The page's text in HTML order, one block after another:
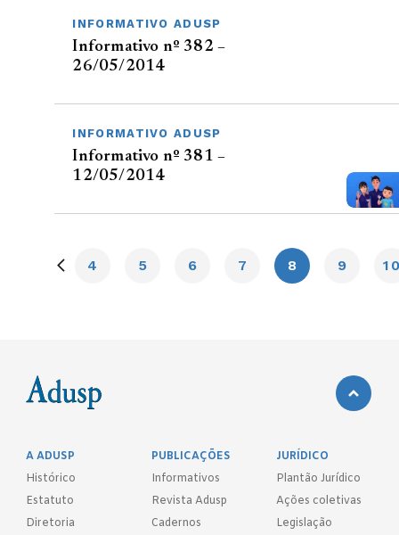
INFORMATIVO ADUSP
Informativo nº 382 –
26/05/2014
INFORMATIVO ADUSP
Informativo nº 381 –
12/05/2014
4 5 6 7 8 9
A ADUSP
Histórico
Estatuto
Diretoria
PUBLICAÇÕES
Informativos
Revista Adusp
Cadernos
JURÍDICO
Plantão Jurídico
Ações coletivas
Legislação